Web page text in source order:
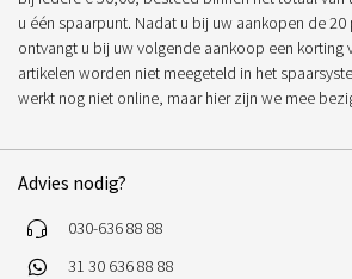
u één spaarpunt. Nadat u bij uw aankopen de
ontvangt u bij uw volgende aankoop een korting
artikelen worden niet meegeteld in het
werkt nog niet online, maar hier zijn we mee
Advies nodig?
030-636 88 88
31 30 636 88 88